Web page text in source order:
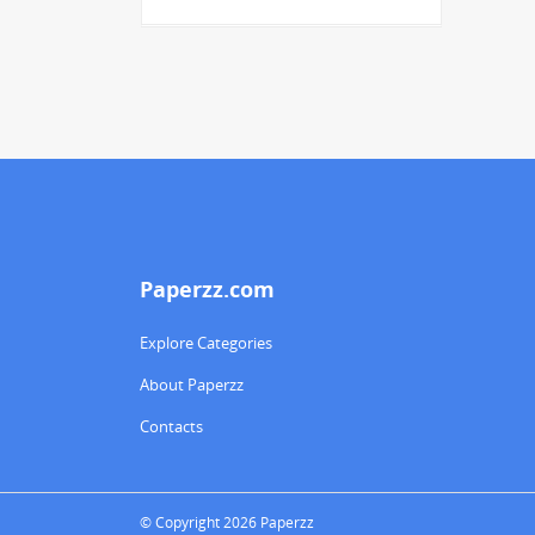
Paperzz.com
Explore Categories
About Paperzz
Contacts
© Copyright 2026 Paperzz